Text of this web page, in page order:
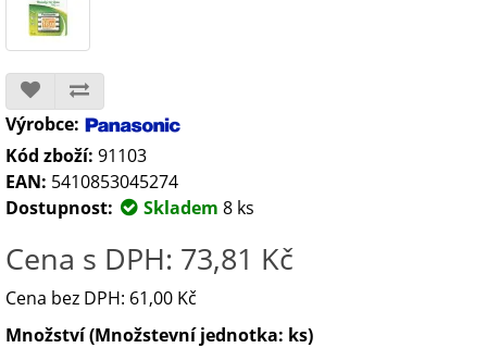
Výrobce:
Kód zboží: 91103
EAN: 5410853045274
Dostupnost:
Skladem 8 ks
Cena s DPH: 73,81 Kč
Cena bez DPH: 61,00 Kč
Množství (Množstevní jednotka: ks)